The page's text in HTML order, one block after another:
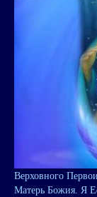
Верховного
Матерь Божия. Я